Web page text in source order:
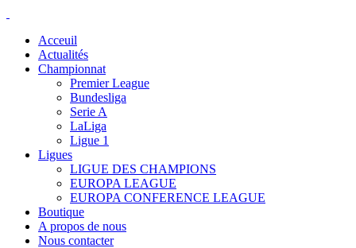
Acceuil
Actualités
Championnat
Premier League
Bundesliga
Serie A
LaLiga
Ligue 1
Ligues
LIGUE DES CHAMPIONS
EUROPA LEAGUE
EUROPA CONFERENCE LEAGUE
Boutique
A propos de nous
Nous contacter